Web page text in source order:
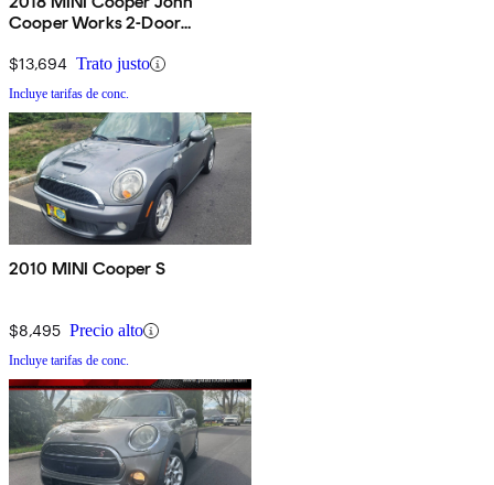
Cooper Works 2-Door
$13,694 Trato justo
Incluye tarifas de conc.
2010 MINI Cooper S
$8,495 Precio alto
Incluye tarifas de conc.